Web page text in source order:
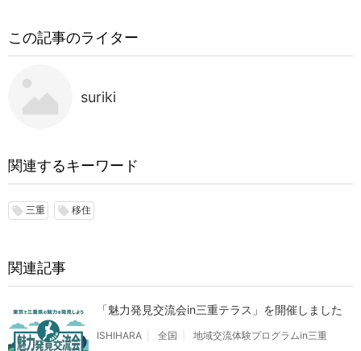
この記事のライター
suriki
関連するキーワード
local_offer 三重 local_offer 移住
関連記事
「魅力発見交流会in三重テラス」を開催しました
ISHIHARA 全国
地域交流体験プログラムin三重